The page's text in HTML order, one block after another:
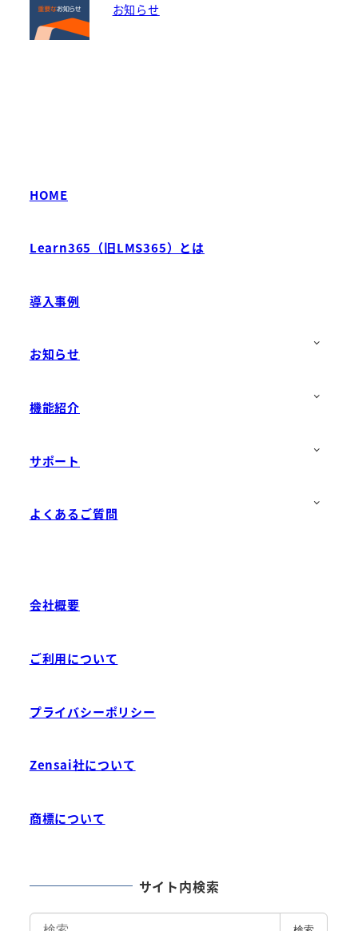
お知らせ
HOME
Learn365（旧LMS365）とは
導入事例
お知らせ
機能紹介
サポート
よくあるご質問
会社概要
ご利用について
プライバシーポリシー
Zensai社について
商標について
サイト内検索
検